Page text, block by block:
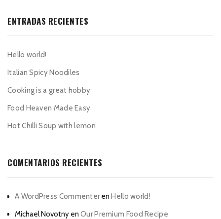
ENTRADAS RECIENTES
Hello world!
Italian Spicy Noodiles
Cooking is a great hobby
Food Heaven Made Easy
Hot Chilli Soup with lemon
COMENTARIOS RECIENTES
A WordPress CommenterenHello world!
Michael Novotny en Our Premium Food Recipe